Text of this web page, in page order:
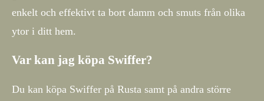
enkelt och effektivt ta bort damm och smuts från olika
ytor i ditt hem.
Var kan jag köpa Swiffer?
Du kan köpa Swiffer på Rusta samt på andra större